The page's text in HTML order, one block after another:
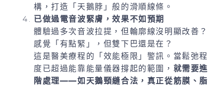
構，打造「天鵝脖」般的滑順線條。
已做過電音波緊膚，效果不如預期
體驗過多次音波拉提，但輪廓線沒明顯改善？
感覺「有點緊」，但雙下巴還是在？
這是醫美療程的「效能極限」警訊。當鬆弛程
度已超過能靠能量儀器撐起的範圍， 就需要進
階處理——如天鵝頸縫合法，真正從筋膜、脂